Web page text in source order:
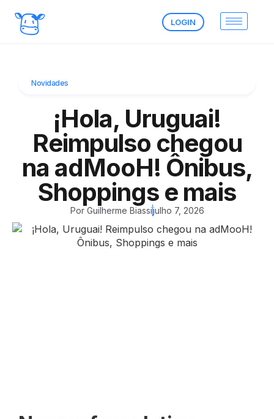
LOGIN
Novidades
¡Hola, Uruguai!
Reimpulso chegou
na adMooH! Ônibus,
Shoppings e mais
Por Guilherme Biassijulho 7, 2026